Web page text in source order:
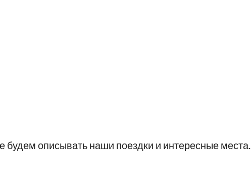
описывать наши поездки и интересные места.